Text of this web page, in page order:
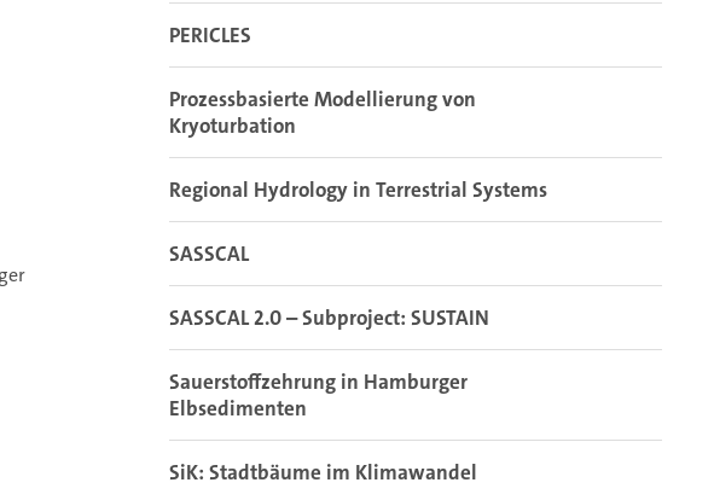
PERICLES
Prozessbasierte Modellierung von
Kryoturbation
Regional Hydrology in Terrestrial Systems
SASSCAL
SASSCAL 2.0 – Subproject: SUSTAIN
Sauerstoffzehrung in Hamburger
Elbsedimenten
SiK: Stadtbäume im Klimawandel